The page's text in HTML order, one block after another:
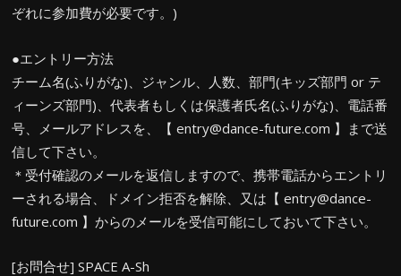
ぞれに参加費が必要です。)
●エントリー方法
チーム名(ふりがな)、ジャンル、人数、部門(キッズ部門 or テ
ィーンズ部門)、代表者もしくは保護者氏名(ふりがな)、電話番
号、メールアドレスを、【 entry@dance-future.com 】まで送
信して下さい。
＊受付確認のメールを返信しますので、携帯電話からエントリ
ーされる場合、ドメイン拒否を解除、又は【 entry@dance-
future.com 】からのメールを受信可能にしておいて下さい。
[お問合せ] SPACE A-Sh